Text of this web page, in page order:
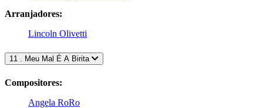
Arranjadores:
Lincoln Olivetti
11 . Meu Mal É A Birita
Compositores:
Angela RoRo